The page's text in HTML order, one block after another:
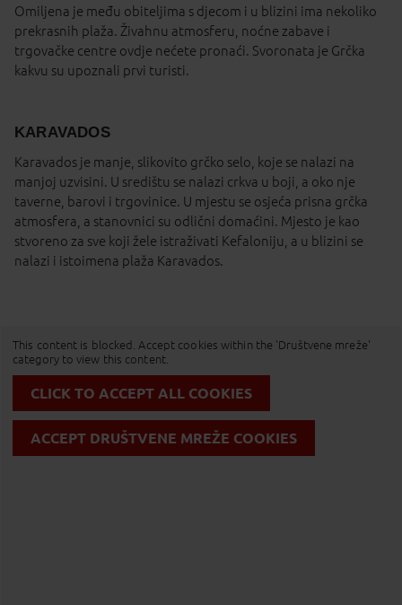
Omiljena je među obiteljima s djecom i u blizini ima nekoliko
prekrasnih plaža. Živahnu atmosferu, noćne zabave i
trgovačke centre ovdje nećete pronaći. Svoronata je Grčka
kakvu su upoznali prvi turisti.
KARAVADOS
Karavados je manje, slikovito grčko selo, koje se nalazi na
manjoj uzvisini. U središtu se nalazi crkva u boji, a oko nje
taverne, barovi i trgovinice. U mjestu se osjeća prisna grčka
atmosfera, a stanovnici su odlični domaćini. Mjesto je kao
stvoreno za sve koji žele istraživati Kefaloniju, a u blizini se
nalazi i istoimena plaža Karavados.
This content is blocked. Accept cookies within the 'Društvene mreže'
category to view this content.
CLICK TO ACCEPT ALL COOKIES
ACCEPT DRUŠTVENE MREŽE COOKIES